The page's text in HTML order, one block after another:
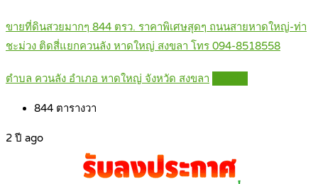
ขายที่ดินสวยมากๆ 844 ตรว. ราคาพิเศษสุดๆ ถนนสายหาดใหญ่-ท่า
ชะม่วง ติดสี่แยกควนลัง หาดใหญ่ สงขลา โทร 094-8518558
ตำบล ควนลัง อำเภอ หาดใหญ่ จังหวัด สงขลา
844 ตารางวา
2 ปี ago